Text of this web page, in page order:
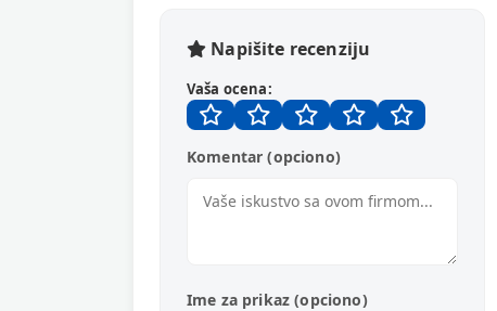
Napišite recenziju
Vaša ocena:
Komentar (opciono)
Ime za prikaz (opciono)